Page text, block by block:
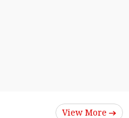
View More